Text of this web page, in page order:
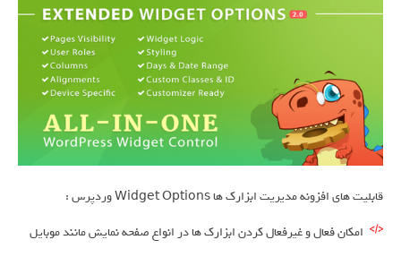
قابلیت های افزونه مدیریت ابزارک ها Widget Options وردپرس :
امکان فعال و غیرفعال کردن ابزارک ها در انواع صفحه نمایش مانند موبایل